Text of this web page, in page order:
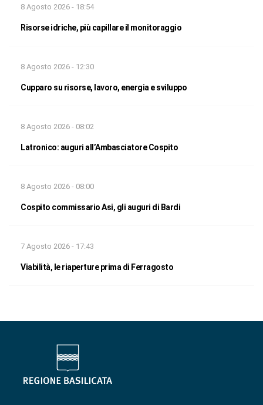
8 Agosto 2026 - 18:54
Risorse idriche, più capillare il monitoraggio
8 Agosto 2026 - 12:30
Cupparo su risorse, lavoro, energia e sviluppo
8 Agosto 2026 - 08:02
Latronico: auguri all’Ambasciatore Cospito
8 Agosto 2026 - 08:00
Cospito commissario Asi, gli auguri di Bardi
7 Agosto 2026 - 17:43
Viabilità, le riaperture prima di Ferragosto